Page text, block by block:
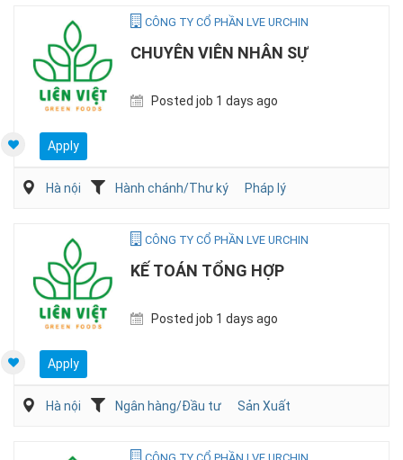
CÔNG TY CỔ PHẦN LVE URCHIN
CHUYÊN VIÊN NHÂN SỰ
Posted job 1 days ago
Apply
Hà nội Hành chánh/Thư ký Pháp lý
CÔNG TY CỔ PHẦN LVE URCHIN
KẾ TOÁN TỔNG HỢP
Posted job 1 days ago
Apply
Hà nội Ngân hàng/Đầu tư Sản Xuất